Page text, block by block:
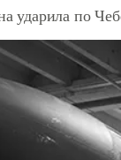
ударила по